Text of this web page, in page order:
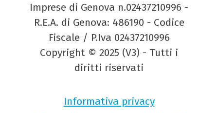
Imprese di Genova n.02437210996 -
R.E.A. di Genova: 486190 - Codice
Fiscale / P.Iva 02437210996
Copyright © 2025 (V3) - Tutti i
diritti riservati
Informativa privacy